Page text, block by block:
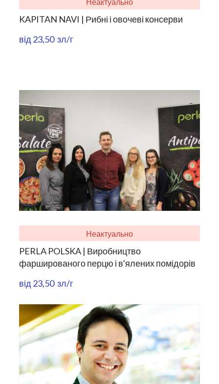
KAPITAN NAVI | Рибні і овочеві консерви
від 23,50  зл/г
Неактуально
PERLA POLSKA | Виробництво
фаршированого перцю і в'ялених помідорів
від 23,50  зл/г